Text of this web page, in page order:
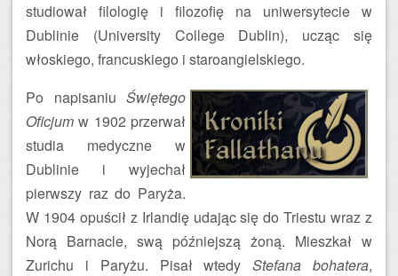
studiował filologię i filozofię na uniwersytecie w
Dublinie (University College Dublin), ucząc się
włoskiego, francuskiego i staroangielskiego.
Po napisaniu Świętego
Oficjum w 1902 przerwał
studia medyczne w
Dublinie i wyjechał
pierwszy raz do Paryża.
W 1904 opuścił z Irlandię udając się do Triestu wraz z
Norą Barnacle, swą późniejszą żoną. Mieszkał w
Zurichu i Paryżu. Pisał wtedyStefana bohatera,